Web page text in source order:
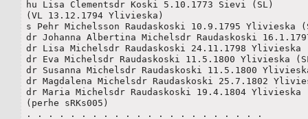
hu Lisa Clementsdr Koski 5.10.1773 Sievi (SL)
(VL 13.12.1794 Ylivieska)
s Pehr Michelsson Raudaskoski 10.9.1795 Ylivieska
dr Johanna Albertina Michelsdr Raudaskoski
dr Lisa Michelsdr Raudaskoski 24.11.1798 Ylivieska
dr Eva Michelsdr Raudaskoski 11.5.1800 Ylivieska
dr Susanna Michelsdr Raudaskoski 11.5.1800
dr Magdalena Michelsdr Raudaskoski 25.7.1802
dr Maria Michelsdr Raudaskoski 19.4.1804 Ylivieska
(perhe sRKs005)
. . . . . . . . . . . . . . . . . . . . . .